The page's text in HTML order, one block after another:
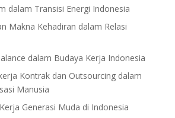
dalam Transisi Energi Indonesia
Makna Kehadiran dalam Relasi
dalam Budaya Kerja Indonesia
Kontrak dan Outsourcing dalam
Manusia
Generasi Muda di Indonesia